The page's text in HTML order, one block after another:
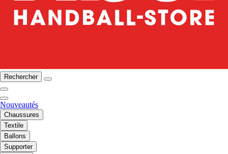
Rechercher
Nouveautés
Chaussures
Textile
Ballons
Supporter